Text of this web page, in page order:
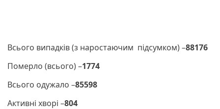
Всього випадків (з наростаючим підсумком) –88176
Померло (всього) –1774
Всього одужало –85598
Активні хворі –804